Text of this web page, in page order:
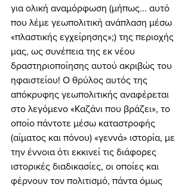
για ολική αναμόρφωση (μήπως... αυτό
που λέμε γεωπολιτική ανάπλαση μέσω
«πλαστικής εγχείρησης»;) της περιοχής
μας, ως συνέπεια της εκ νέου
δραστηριοποίησης αυτού ακριβώς του
ηφαιστείου! Ο θρύλος αυτός της
απόκρυφης γεωπολιτικής αναφέρεται
στο λεγόμενο «Καζάνι που βράζει», το
οποίο πάντοτε μέσω καταστροφής
(αίματος και πόνου) «γεννά» ιστορία, με
την έννοια ότι εκκινεί τις διάφορες
ιστορικές διαδικασίες, οι οποίες και
φέρνουν τον πολιτισμό, πάντα όμως